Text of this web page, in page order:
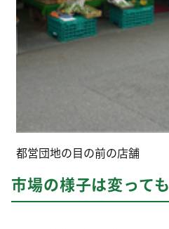
都営団地の目の前の店舗
市場の様子は変っても